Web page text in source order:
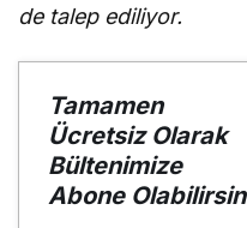
de talep ediliyor.
Tamamen
Ücretsiz Olarak
Bültenimize
Abone Olabilirsin